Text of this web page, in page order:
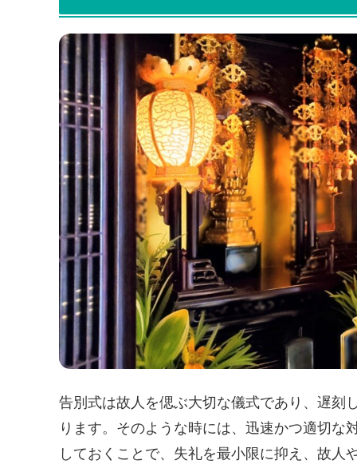
告別式は故人を偲ぶ大切な儀式であり、遅刻
ります。そのような時には、迅速かつ適切
しておくことで、失礼を最小限に抑え、故